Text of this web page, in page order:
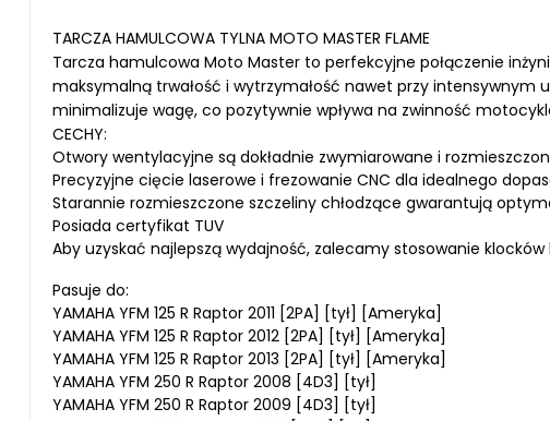
TARCZA HAMULCOWA TYLNA MOTO MASTER FLAME
Tarcza hamulcowa Moto Master to perfekcyjne połączenie
maksymalną trwałość i wytrzymałość nawet przy intensywnym
minimalizuje wagę, co pozytywnie wpływa na zwinność
CECHY:
Otwory wentylacyjne są dokładnie zwymiarowane i
Precyzyjne cięcie laserowe i frezowanie CNC dla idealnego
Starannie rozmieszczone szczeliny chłodzące gwarantują
Posiada certyfikat TUV
Aby uzyskać najlepszą wydajność, zalecamy stosowanie
Pasuje do:
YAMAHA YFM 125 R Raptor 2011 [2PA] [tył] [Ameryka]
YAMAHA YFM 125 R Raptor 2012 [2PA] [tył] [Ameryka]
YAMAHA YFM 125 R Raptor 2013 [2PA] [tył] [Ameryka]
YAMAHA YFM 250 R Raptor 2008 [4D3] [tył]
YAMAHA YFM 250 R Raptor 2009 [4D3] [tył]